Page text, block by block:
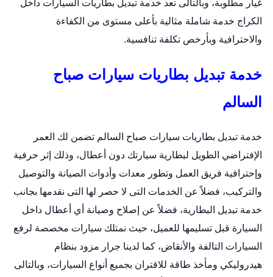
غيار مطلوبة، وبالتالى تعد خدمة تبديل بطاريات السيارات داخل
الكراج خدمة شاملة مثالية بأعلى مستوى من الكفاءة
والاحترافية وبأرخص تكلفة تنافسية.
خدمة تبديل بطاريات سيارات صباح
السالم
خدمة تبديل بطاريات سيارات صباح السالم تضمن لك العمر
الإفتراضي الطويل لبطارية سيارتك دون أعطال، وذلك إثر حرفية
وإحترافية فريق العمل وتطور معدات وأدوات الصيانة والتوصيل
والتركيب، فضلاً عن الخدمات التى لا حصر لها التى نقدمها بجانب
خدمة تبديل البطارية، فضلاً عن إصلاح وصيانة أي أعطال داخل
السيارة قبل تسليمها للعميل، حيث نمتلك سيارات مخصصة لرفع
السيارات التالفة والأنقاض، كما لدينا جرار مزود بنظام
هيدروليكي ومأخذ طاقة للاقتران بجميع أنواع السيارات، وبالتالى